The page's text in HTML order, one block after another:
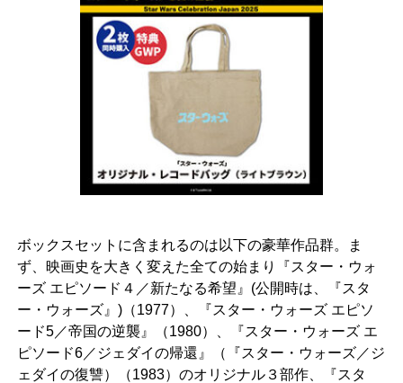
ボックスセットに含まれるのは以下の豪華作品群。ま
ず、映画史を大きく変えた全ての始まり『スター・ウォ
ーズ エピソード４／新たなる希望』(公開時は、『スタ
ー・ウォーズ』)（1977）、『スター・ウォーズ エピソ
ード5／帝国の逆襲』（1980）、『スター・ウォーズ エ
ピソード6／ジェダイの帰還』（『スター・ウォーズ／ジ
ェダイの復讐）（1983）のオリジナル３部作、『スタ